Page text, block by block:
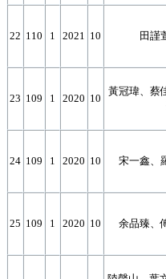
22 110 1 2021 10 田謹
23 109 1 2020 10
黃冠瑋、蔡
24 109 1 2020 10 宋一鑫、
25 109 1 2020 10 余品臻、